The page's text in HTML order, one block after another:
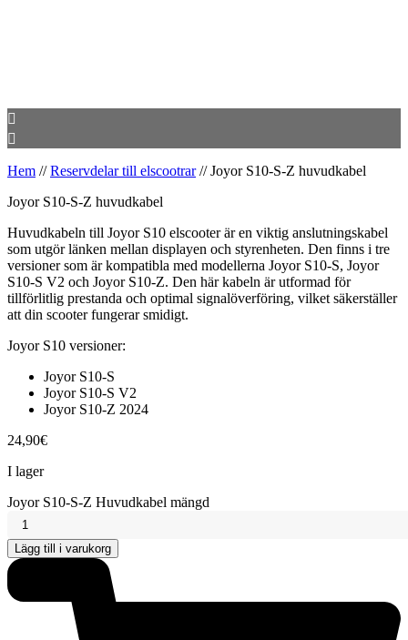
Hem //Reservdelar till elscootrar//Joyor S10-S-Z huvudkabel
Joyor S10-S-Z huvudkabel
Huvudkabeln till Joyor S10 elscooter är en viktig anslutningskabel
som utgör länken mellan displayen och styrenheten. Den finns i tre
versioner som är kompatibla med modellerna Joyor S10-S, Joyor
S10-S V2 och Joyor S10-Z. Den här kabeln är utformad för
tillförlitlig prestanda och optimal signalöverföring, vilket säkerställer
att din scooter fungerar smidigt.
Joyor S10 versioner:
Joyor S10-S
Joyor S10-S V2
Joyor S10-Z 2024
24,90€
I lager
Joyor S10-S-Z Huvudkabel mängd
Lägg till i varukorg